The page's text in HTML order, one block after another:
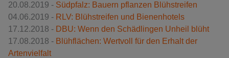
20.08.2019 - Südpfalz: Bauern pflanzen Blühstreifen
04.06.2019 - RLV: Blühstreifen und Bienenhotels
17.12.2018 - DBU: Wenn den Schädlingen Unheil blüht
17.08.2018 - Blühflächen: Wertvoll für den Erhalt der
Artenvielfalt